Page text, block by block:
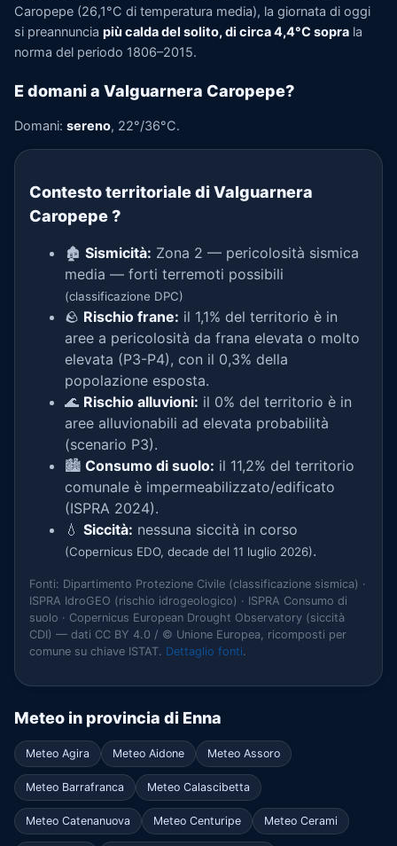
Caropepe (26,1°C di temperatura media), la giornata di oggi
si preannuncia più calda del solito, di circa 4,4°C sopra la
norma del periodo 1806–2015.
E domani a Valguarnera Caropepe?
Domani: sereno, 22°/36°C.
Contesto territoriale di Valguarnera
Caropepe?
🏚️ Sismicità: Zona 2 — pericolosità sismica
media — forti terremoti possibili
(classificazione DPC)
🪨 Rischio frane: il 1,1% del territorio è in
aree a pericolosità da frana elevata o molto
elevata (P3-P4), con il 0,3% della
popolazione esposta.
🌊 Rischio alluvioni: il 0% del territorio è in
aree alluvionabili ad elevata probabilità
(scenario P3).
🏙️ Consumo di suolo: il 11,2% del territorio
comunale è impermeabilizzato/edificato
(ISPRA 2024).
💧 Siccità: nessuna siccità in corso
(Copernicus EDO, decade del 11 luglio 2026).
Fonti: Dipartimento Protezione Civile (classificazione sismica) ·
ISPRA IdroGEO (rischio idrogeologico) · ISPRA Consumo di
suolo · Copernicus European Drought Observatory (siccità
CDI) — dati CC BY 4.0 / © Unione Europea, ricomposti per
comune su chiave ISTAT. Dettaglio fonti.
Meteo in provincia di Enna
Meteo Agira Meteo Aidone Meteo Assoro
Meteo Barrafranca Meteo Calascibetta
Meteo Catenanuova Meteo Centuripe Meteo Cerami